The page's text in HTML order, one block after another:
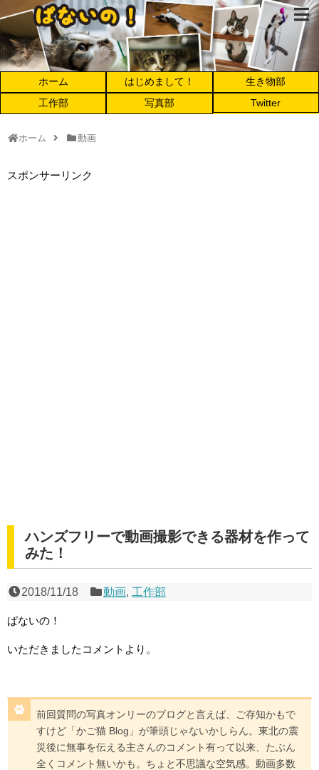
ホーム はじめまして！
生き物部
工作部
写真部 Twitter
ホーム 動画
スポンサーリンク
ハンズフリーで動画撮影できる器材を作って
みた！
2018/11/18 動画, 工作部
ぱないの！
いただきましたコメントより。
前回質問の写真オンリーのブログと言えば、ご存知かもで
すけど「かご猫 Blog」が筆頭じゃないかしらん。東北の震
災後に無事を伝える主さんのコメント有って以来、たぶん
全くコメント無いかも。ちょと不思議な空気感。動画多数